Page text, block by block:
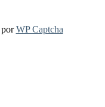
porWP Captcha